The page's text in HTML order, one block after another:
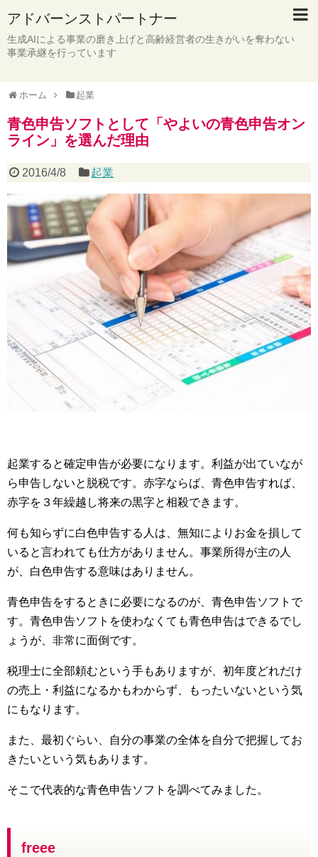
アドバーンストパートナー
生成AIによる事業の磨き上げと高齢経営者の生きがいを奪わない
事業承継を行っています
ホーム 起業
青色申告ソフトとして「やよいの青色申告オン
ライン」を選んだ理由
2016/4/8 起業
起業すると確定申告が必要になります。利益が出ていなが
ら申告しないと脱税です。赤字ならば、青色申告すれば、
赤字を３年繰越し将来の黒字と相殺できます。
何も知らずに白色申告する人は、無知によりお金を損して
いると言われても仕方がありません。事業所得が主の人
が、白色申告する意味はありません。
青色申告をするときに必要になるのが、青色申告ソフトで
す。青色申告ソフトを使わなくても青色申告はできるでし
ょうが、非常に面倒です。
税理士に全部頼むという手もありますが、初年度どれだけ
の売上・利益になるかもわからず、もったいないという気
にもなります。
また、最初ぐらい、自分の事業の全体を自分で把握してお
きたいという気もあります。
そこで代表的な青色申告ソフトを調べてみました。
freee